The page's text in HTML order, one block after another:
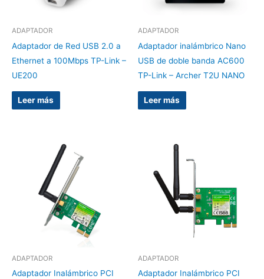
ADAPTADOR
Adaptador de Red USB 2.0 a
Ethernet a 100Mbps TP-Link –
UE200
Leer más
ADAPTADOR
Adaptador inalámbrico Nano
USB de doble banda AC600
TP-Link – Archer T2U NANO
Leer más
ADAPTADOR
Adaptador Inalámbrico PCI
ADAPTADOR
Adaptador Inalámbrico PCI